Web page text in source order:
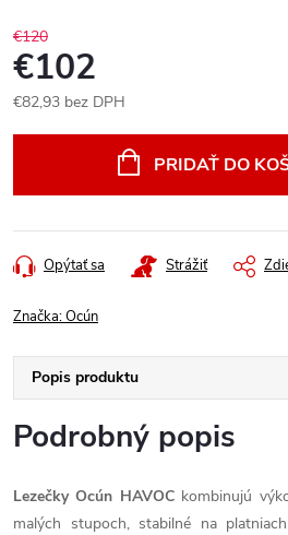
€120
€102
€82,93 bez DPH
PRIDAŤ DO
Opýtať sa Strážiť
Značka:Ocún
Popis produktu
Podrobný popis
Lezečky Ocún HAVOCkombinujú
malých stupoch, stabilné na